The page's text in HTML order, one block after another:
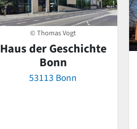
© Thomas Vogt
Haus der Geschichte
Bonn
53113 Bonn